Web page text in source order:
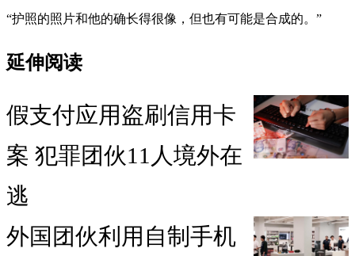
“护照的照片和他的确长得很像，但也有可能是合成的。”
延伸阅读
假支付应用盗刷信用卡
案 犯罪团伙11人境外在
逃
外国团伙利用自制手机